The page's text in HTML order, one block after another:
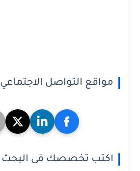
مواقع التواصل الاجتماعي
اكتب تخصصك فى البحث